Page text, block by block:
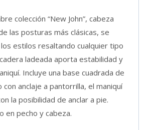
colección “New John”, cabeza
las posturas más clásicas, se
estilos resaltando cualquier tipo
ladeada aporta estabilidad y
Incluye una base cuadrada de
anclaje a pantorrilla, el maniquí
la posibilidad de anclar a pie.
en pecho y cabeza.